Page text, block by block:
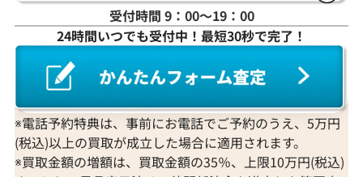
受付時間 9：00〜19：00
24時間いつでも受付中！最短30秒で完了！
※電話予約特典は、事前にお電話でご予約のうえ、5万円
(税込)以上の買取が成立した場合に適用されます。
※買取金額の増額は、買取金額の35％、上限10万円(税込)